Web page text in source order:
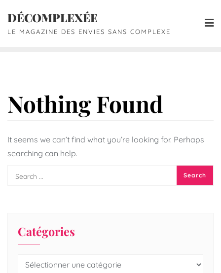
DÉCOMPLEXÉE
LE MAGAZINE DES ENVIES SANS COMPLEXE
Nothing Found
It seems we can’t find what you’re looking for. Perhaps
searching can help.
Catégories